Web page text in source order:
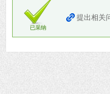
已采纳